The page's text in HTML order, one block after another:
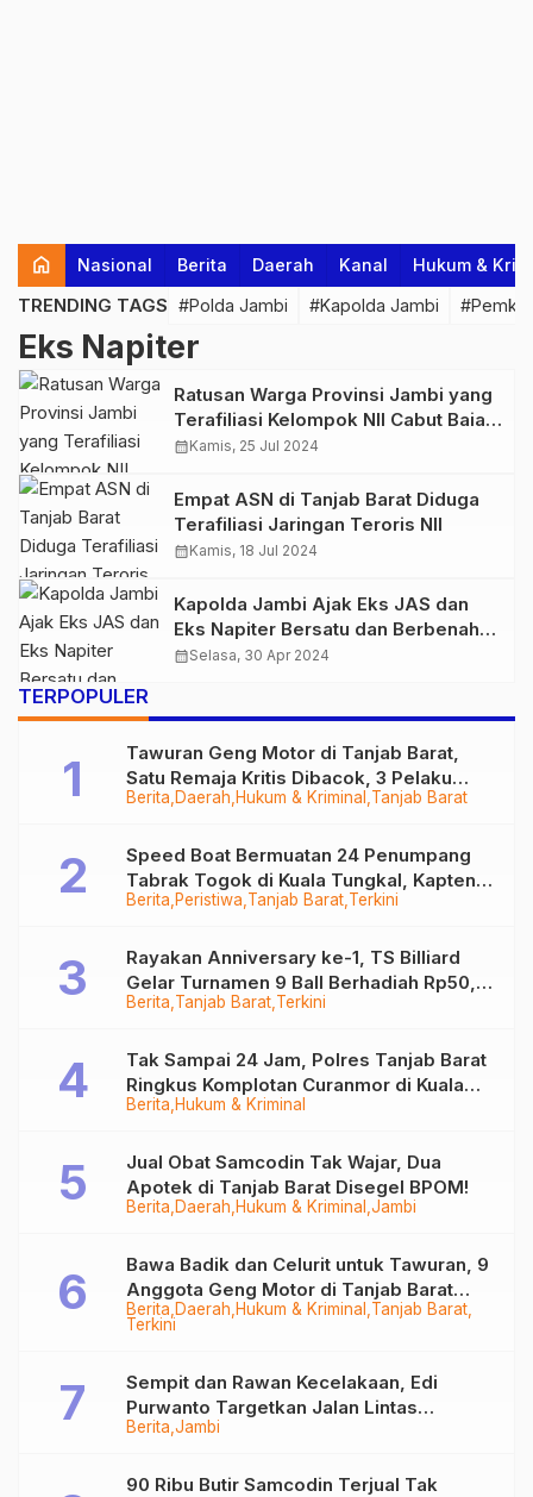
home Nasional Berita Daerah Kanal Hukum &
TRENDING TAGS #Polda Jambi #Kapolda Jambi
Eks Napiter
Ratusan Warga Provinsi Jambi yang
Terafiliasi Kelompok NII Cabut Baiat
dan Ikrar Setia kepada NKRI
calendar_monthKamis, 25 Jul 2024
Empat ASN di Tanjab Barat Diduga
Terafiliasi Jaringan Teroris NII
calendar_monthKamis, 18 Jul 2024
Kapolda Jambi Ajak Eks JAS dan
Eks Napiter Bersatu dan Berbenah
Diri untuk NKRI
calendar_monthSelasa, 30 Apr 2024
TERPOPULER
Berita Daerah Hukum & Kriminal Tanjab Barat
Tawuran Geng Motor di Tanjab Barat,
Satu Remaja Kritis Dibacok, 3 Pelaku
Ditangkap
Berita Peristiwa Tanjab Barat Terkini
Speed Boat Bermuatan 24 Penumpang
Tabrak Togok di Kuala Tungkal, Kapten
Sempat Hilang
Berita Tanjab Barat Terkini
Rayakan Anniversary ke-1, TS Billiard
Gelar Turnamen 9 Ball Berhadiah Rp50,8
Juta
Berita Hukum & Kriminal
Tak Sampai 24 Jam, Polres Tanjab Barat
Ringkus Komplotan Curanmor di Kuala
Tungkal
Berita Daerah Hukum & Kriminal Jambi
Jual Obat Samcodin Tak Wajar, Dua
Apotek di Tanjab Barat Disegel BPOM!
Berita Daerah Hukum & Kriminal Tanjab Barat
Terkini
Bawa Badik dan Celurit untuk Tawuran, 9
Anggota Geng Motor di Tanjab Barat
Diringkus
Berita Jambi
Sempit dan Rawan Kecelakaan, Edi
Purwanto Targetkan Jalan Lintas
Tungkal-Jambi Mulus di 2028
90 Ribu Butir Samcodin Terjual Tak